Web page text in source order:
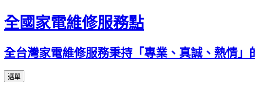
全國家電維修服務點
全台灣家電維修服務秉持「專業、真誠、熱情
選單